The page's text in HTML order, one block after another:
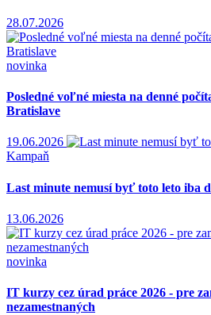
28.07.2026
novinka
Posledné voľné miesta na denné
Bratislave
19.06.2026
Kampaň
Last minute nemusí byť toto leto iba
13.06.2026
novinka
IT kurzy cez úrad práce 2026 - pre
nezamestnaných